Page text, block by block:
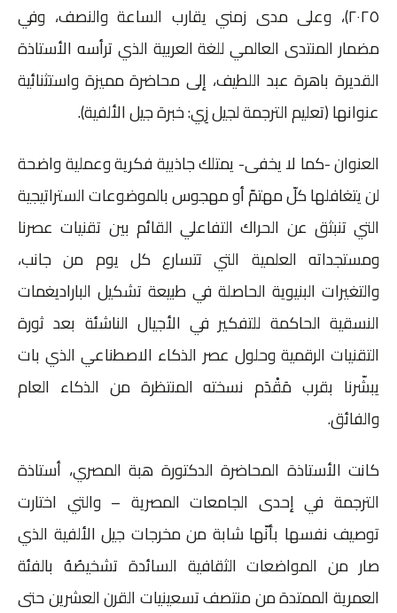
٢٠٢٥)، وعلى مدى زمني يقارب الساعة والنصف، وفي
مضمار المنتدى العالمي للغة العربية الذي ترأسه الأستاذة
القديرة باهرة عبد اللطيف، إلى محاضرة مميزة واستثنائية
عنوانها (تعليم الترجمة لجيل زِي: خبرة جيل الألفية).
العنوان -كما لا يخفى- يمتلك جاذبية فكرية وعملية واضحة
لن يتغافلها كلّ مهتمّ أو مهجوس بالموضوعات الستراتيجية
التي تنبثق عن الحراك التفاعلي القائم بين تقنيات عصرنا
ومستجداته العلمية التي تتسارع كل يوم من جانب،
والتغيرات البنيوية الحاصلة في طبيعة تشكيل الباراديغمات
النسقية الحاكمة للتفكير في الأجيال الناشئة بعد ثورة
التقنيات الرقمية وحلول عصر الذكاء الاصطناعي الذي بات
يبشّرنا بقرب مَقْدَم نسخته المنتظرة من الذكاء العام
والفائق.
كانت الأستاذة المحاضرة الدكتورة هبة المصري، أستاذة
الترجمة في إحدى الجامعات المصرية – والتي اختارت
توصيف نفسها بأنّها شابة من مخرجات جيل الألفية الذي
صار من المواضعات الثقافية السائدة تشخيصُهُ بالفئة
العمرية الممتدة من منتصف تسعينيات القرن العشرين حتى